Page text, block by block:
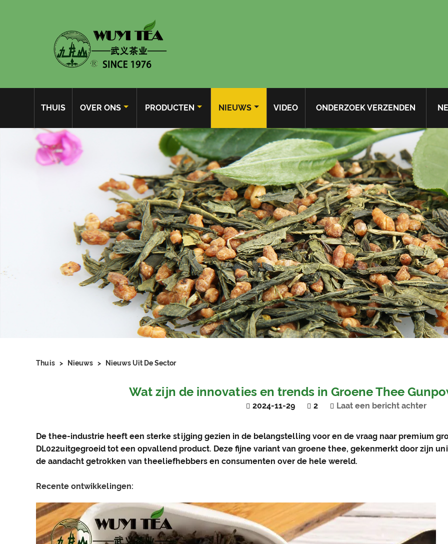
THUIS OVER ONS PRODUCTEN NIEUWS VIDEO ONDERZOEK VERZENDEN
Thuis > Nieuws > Nieuws Uit De Sector
Wat zijn de innovaties en trends in Groene Thee
2024-11-29 2 Laat een bericht achter
De thee-industrie heeft een sterke stijging gezien in de belangstelling voor en de vraag naar premium
DL022uitgegroeid tot een opvallend product. Deze fijne variant van groene thee, gekenmerkt door zijn
de aandacht getrokken van theeliefhebbers en consumenten over de hele wereld.
Recente ontwikkelingen: